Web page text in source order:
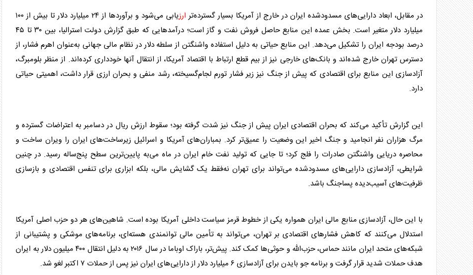
در مقابل، ابعاد دارایی‌های مسدودشده ایران در خارج از آمریکا بسیار گسترده‌تر ارزیابی می‌شود و برآورد‌ها از ۲۴ میلیارد دلار
تا بیش از ۱۰۰
میلیارد دلار
متغیر است. بخش عمده این منابع حاصل فروش نفت و گاز است؛ درآمد‌هایی که طبق گزارش دولت استرالیا، بین ۳۰ تا ۴۵
درصد بودجه ایران را تشکیل می‌دهد. این منابع حیاتی به دلیل استفاده واشنگتن از سلطهدلاردر نظام مالی جهانی به‌عنوان اهرم فشار، از
دسترس تهران خارج شده‌اند و بانک‌های خارجی نیز از بیم قطع ارتباط با اقتصاد آمریکا، از انتقال آنها خودداری کرده‌اند. از منظر بلومبرگ،
آزادسازی این منابع برای اقتصادی که پیش از جنگ نیز زیر فشار تورم لجام‌گسیخته، رشد منفی و بحران ارزی قرار داشت، اهمیتی حیاتی
دارد.
این گزارش تأکید می‌کند که بحران اقتصادی ایران پیش از جنگ نیز شدت گرفته بود؛ سقوط ارزش ریال در دسامبر به اعتراضات گسترده و
مرگ هزاران نفر انجامید و جنگ اخیر این وضعیت را عمیق‌تر کرد. بمباران‌های آمریکا و اسرائیل زیرساخت‌های ایران را ویران ساخت و
محاصره دریایی واشنگتن صادرات را فلج کرد؛ تا جایی که تولید نفت خام ایران در ماه می‌به پایین‌ترین سطح پنج‌ساله رسید. در چنین
شرایطی، آزادسازی دارایی‌های مسدودشده می‌تواند برای تهران نه‌فقط یک گشایش مالی، بلکه ابزاری برای تنفس اقتصادی و بازسازی
ظرفیت‌های آسیب‌دیده پساجنگ باشد.
با این حال، آزادسازی منابع مالی ایران همواره یکی از خطوط قرمز سیاست داخلی آمریکا بوده است. شاهین‌های هر دو حزب اصلی آمریکا
استدلال می‌کنند که کاهش فشار‌های اقتصادی بر تهران، می‌تواند به تأمین مالی توانمندی هسته‌ای، برنامه‌های موشکی و پشتیبانی از
شبکه‌های متحد ایران مانند حماس، حزب‌الله و حوثی‌ها کمک کند. پیش‌تر، باراک اوباما در سال ۲۰۱۶ به دلیل انتقال ۴۰۰ میلیون
دلاربه ایران
هدف حملات شدید قرار گرفت و برنامه جو بایدن برای آزادسازی ۶ میلیارد
دلاراز دارایی‌های ایران نیز پس از حملات ۷ اکتبر لغو شد.